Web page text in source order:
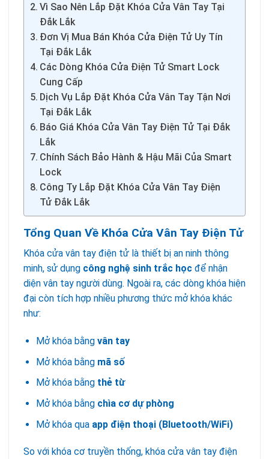
Vì Sao Nên Lắp Đặt Khóa Cửa Vân Tay Tại
Đắk Lắk
Đơn Vị Mua Bán Khóa Cửa Điện Tử Uy Tín
Tại Đắk Lắk
Các Dòng Khóa Cửa Điện Tử Smart Lock
Cung Cấp
Dịch Vụ Lắp Đặt Khóa Cửa Vân Tay Tận Nơi
Tại Đắk Lắk
Báo Giá Khóa Cửa Vân Tay Điện Tử Tại Đắk
Lắk
Chính Sách Bảo Hành & Hậu Mãi Của Smart
Lock
Công Ty Lắp Đặt Khóa Cửa Vân Tay Điện
Tử Đắk Lắk
Tổng Quan Về Khóa Cửa Vân Tay Điện Tử
Khóa cửa vân tay điện tử là thiết bị an ninh thông
minh, sử dụng công nghệ sinh trắc học để nhận
diện vân tay người dùng. Ngoài ra, các dòng khóa hiện
đại còn tích hợp nhiều phương thức mở khóa khác
như:
Mở khóa bằng vân tay
Mở khóa bằng mã số
Mở khóa bằng thẻ từ
Mở khóa bằng chìa cơ dự phòng
Mở khóa qua app điện thoại (Bluetooth/WiFi)
So với khóa cơ truyền thống, khóa cửa vân tay điện